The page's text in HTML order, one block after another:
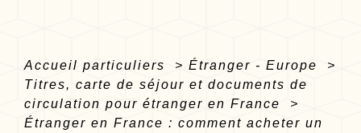
Accueil particuliers > Étranger - Europe
>
Titres, carte de séjour et documents de
circulation pour étranger en France
>
Étranger en France : comment acheter un